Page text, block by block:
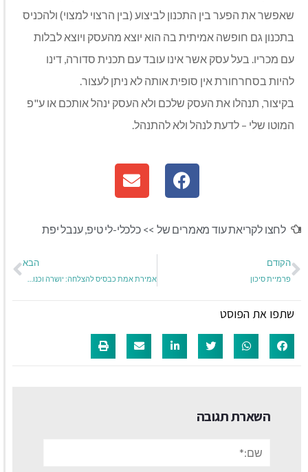
שאפשר את הפער בין התכנון לביצוע (בין הרצוי למצוי) ולהכניס
בתכנון גם חופשה אמיתית בה הוא יוצא מהעסק ויוצא לבלות
עם מכריו. בעל עסק אשר אינו עובד עם תכנית סדורה, דינו
להיות בסחרחורת אין סופית אותה לא ניתן לעצור.
בקיצור, תנהלו את העסק שלכם ולא העסק ינהל אותכם או ע"פ
המוטו שלי – לדעת לנהל ולא להתנהל.
לחצו לקריאת עוד מאמרים של >> כלכלי-לי טיפ,ענבל יפת
הקודם
פרמיית סיכון
הבא
שתפו את הפוסט
השארת תגובה